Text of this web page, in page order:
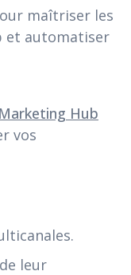
maîtriser les
et automatiser
Hub
vos
leur